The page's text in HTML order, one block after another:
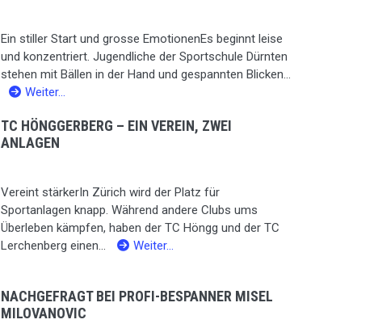
Ein stiller Start und grosse EmotionenEs beginnt leise
und konzentriert. Jugendliche der Sportschule Dürnten
stehen mit Bällen in der Hand und gespannten Blicken...
Weiter…
TC HÖNGGERBERG – EIN VEREIN, ZWEI
ANLAGEN
Vereint stärkerIn Zürich wird der Platz für
Sportanlagen knapp. Während andere Clubs ums
Überleben kämpfen, haben der TC Höngg und der TC
Lerchenberg einen...
Weiter…
NACHGEFRAGT BEI PROFI-BESPANNER MISEL
MILOVANOVIC